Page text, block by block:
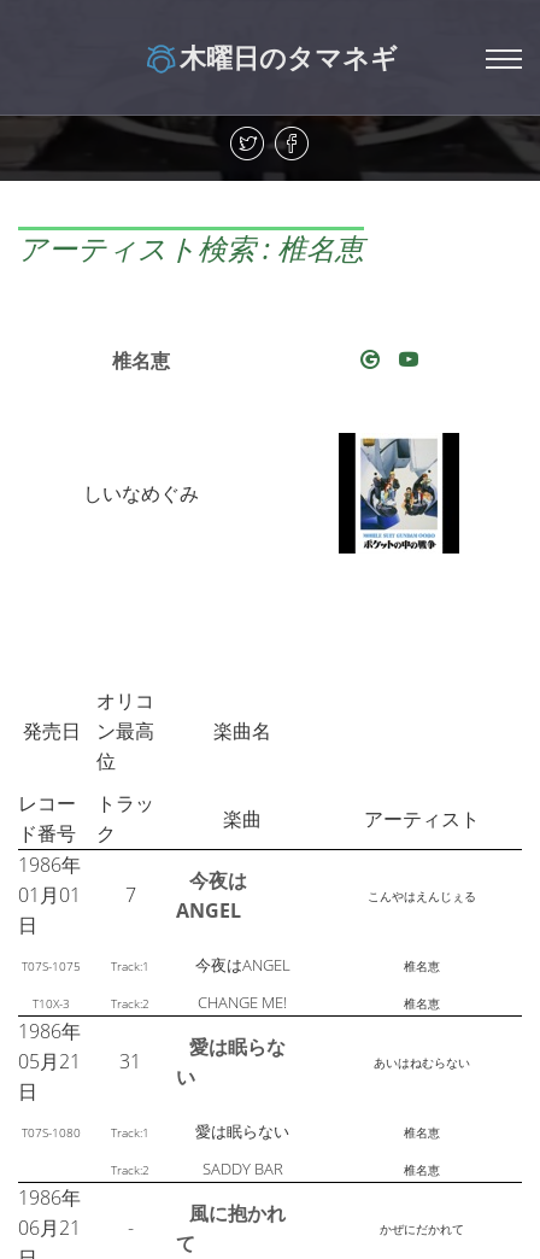
木曜日のタマネギ
アーティスト検索 : 椎名恵
椎名恵
しいなめぐみ
発売日
オリコ
ン最高
位
楽曲名
レコー
ド番号
トラッ
ク
楽曲
アーティスト
1986年
01月01
日
7
今夜は
ANGEL
こんやはえんじぇる
T07S-1075 Track:1 今夜はANGEL 椎名恵
T10X-3 Track:2 CHANGE ME! 椎名恵
1986年
05月21
日
31
愛は眠らな
い
あいはねむらない
T07S-1080 Track:1 愛は眠らない 椎名恵
Track:2 SADDY BAR 椎名恵
1986年
06月21
-
風に抱かれ
て
かぜにだかれて